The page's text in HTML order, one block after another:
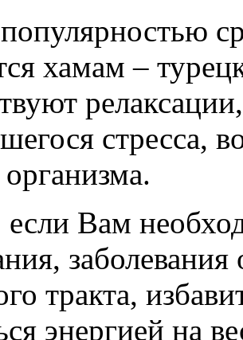
хамам –
стресса,
Вам
тракта,
энергией на